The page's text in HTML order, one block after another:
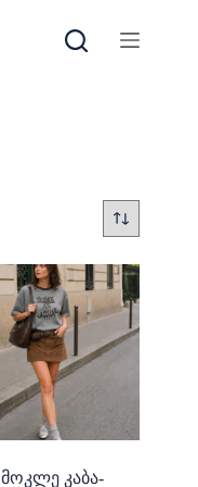
მოკლე კაბა-